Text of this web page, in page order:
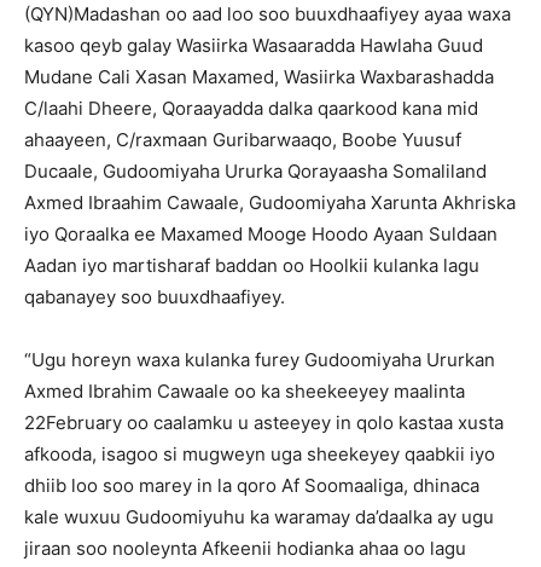
(QYN)Madashan oo aad loo soo buuxdhaafiyey ayaa waxa
kasoo qeyb galay Wasiirka Wasaaradda Hawlaha Guud
Mudane Cali Xasan Maxamed, Wasiirka Waxbarashadda
C/laahi Dheere, Qoraayadda dalka qaarkood kana mid
ahaayeen, C/raxmaan Guribarwaaqo, Boobe Yuusuf
Ducaale, Gudoomiyaha Ururka Qorayaasha Somaliland
Axmed Ibraahim Cawaale, Gudoomiyaha Xarunta Akhriska
iyo Qoraalka ee Maxamed Mooge Hoodo Ayaan Suldaan
Aadan iyo martisharaf baddan oo Hoolkii kulanka lagu
qabanayey soo buuxdhaafiyey.
“Ugu horeyn waxa kulanka furey Gudoomiyaha Ururkan
Axmed Ibrahim Cawaale oo ka sheekeeyey maalinta
22February oo caalamku u asteeyey in qolo kastaa xusta
afkooda, isagoo si mugweyn uga sheekeyey qaabkii iyo
dhiib loo soo marey in la qoro Af Soomaaliga, dhinaca
kale wuxuu Gudoomiyuhu ka waramay da’daalka ay ugu
jiraan soo nooleynta Afkeenii hodianka ahaa oo lagu